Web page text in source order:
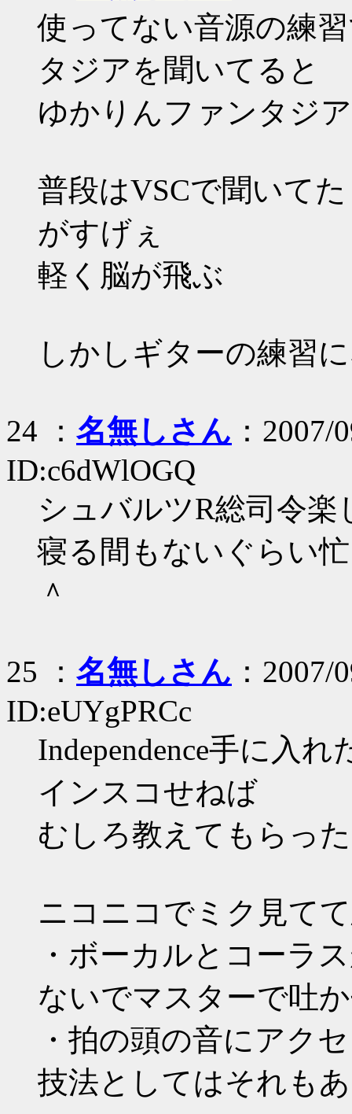
使ってない音源の練
タジアを聞いてると
ゆかりんファンタジ
普段はVSCで聞いて
がすげぇ
軽く脳が飛ぶ
しかしギターの練習
24 ： 名無しさん ：2007/
ID:c6dWlOGQ
シュバルツR総司令楽
寝る間もないぐらい
＾
25 ： 名無しさん ：2007/
ID:eUYgPRCc
Independence手に入
インスコせねば
むしろ教えてもらっ
ニコニコでミク見て
・ボーカルとコーラ
ないでマスターで吐
・拍の頭の音にアク
技法としてはそれも